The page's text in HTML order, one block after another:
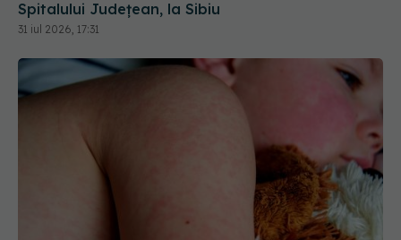
Rujeola, din nou o amenințare: vaccinarea scade,
iar tratament nu există